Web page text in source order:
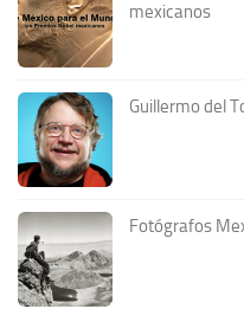
mexicanos
Guillermo del
Fotógrafos